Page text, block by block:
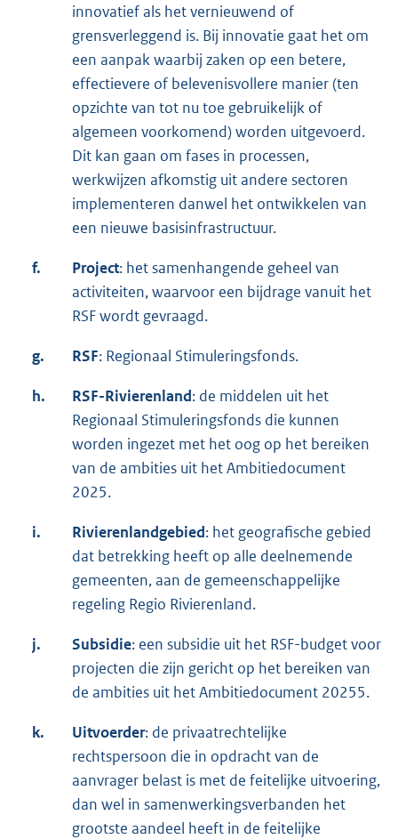
innovatief als het vernieuwend of
grensverleggend is. Bij innovatie gaat het om
een aanpak waarbij zaken op een betere,
effectievere of belevenisvollere manier (ten
opzichte van tot nu toe gebruikelijk of
algemeen voorkomend) worden uitgevoerd.
Dit kan gaan om fases in processen,
werkwijzen afkomstig uit andere sectoren
implementeren danwel het ontwikkelen van
een nieuwe basisinfrastructuur.
f. Project: het samenhangende geheel van
activiteiten, waarvoor een bijdrage vanuit het
RSF wordt gevraagd.
g. RSF: Regionaal Stimuleringsfonds.
h. RSF-Rivierenland: de middelen uit het
Regionaal Stimuleringsfonds die kunnen
worden ingezet met het oog op het bereiken
van de ambities uit het Ambitiedocument
2025.
i. Rivierenlandgebied: het geografische gebied
dat betrekking heeft op alle deelnemende
gemeenten, aan de gemeenschappelijke
regeling Regio Rivierenland.
j. Subsidie: een subsidie uit het RSF-budget voor
projecten die zijn gericht op het bereiken van
de ambities uit het Ambitiedocument 20255.
k. Uitvoerder: de privaatrechtelijke
rechtspersoon die in opdracht van de
aanvrager belast is met de feitelijke uitvoering,
dan wel in samenwerkingsverbanden het
grootste aandeel heeft in de feitelijke